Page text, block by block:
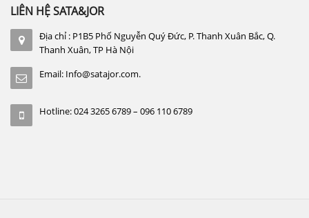
LIÊN HỆ SATA&JOR
Địa chỉ : P1B5 Phố Nguyễn Quý Đức, P. Thanh Xuân Bắc, Q.
Thanh Xuân, TP Hà Nội
Email: Info@satajor.com.
Hotline: 024 3265 6789 – 096 110 6789